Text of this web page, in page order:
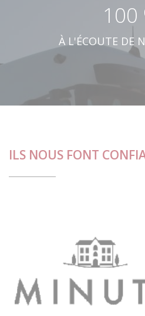
100
À L'ÉCOUTE DE
ILS NOUS FONT